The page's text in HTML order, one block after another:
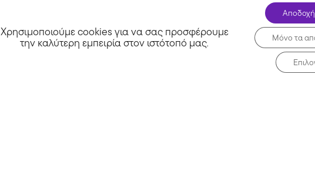
Χρησιμοποιούμε cookies για να σας προσφέρουμε
την καλύτερη εμπειρία στον ιστότοπό μας. Μόνο τα